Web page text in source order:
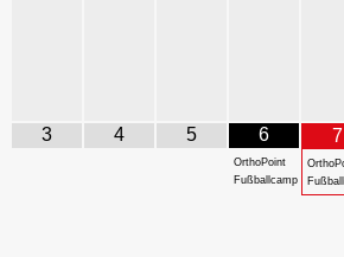
3 4 5 6
OrthoPoint
Fußballcamp
7